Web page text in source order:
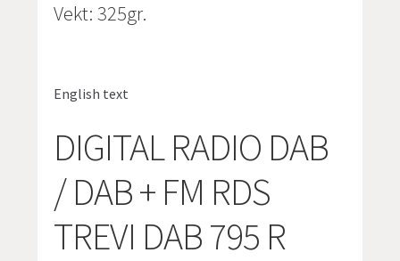
Vekt: 325gr.
English text
DIGITAL RADIO DAB
/ DAB + FM RDS
TREVI DAB 795 R